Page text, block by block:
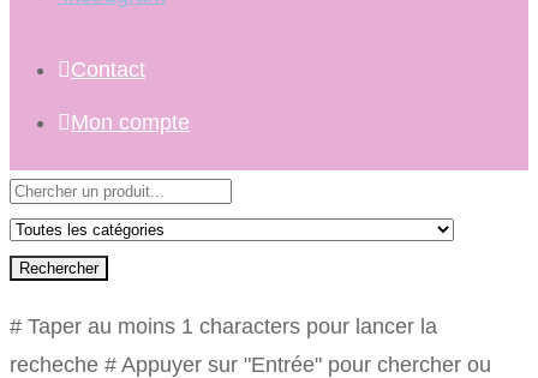
Contact
Mon compte
Rechercher
# Taper au moins 1 characters pour lancer la
recheche # Appuyer sur "Entrée" pour chercher ou